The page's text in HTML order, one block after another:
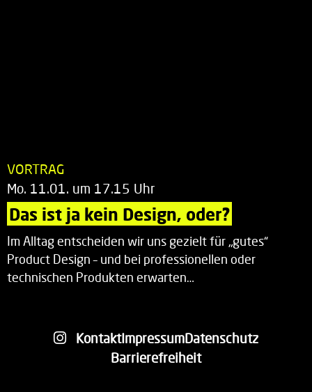
VORTRAG
Mo. 11.01. um 17.15 Uhr
Das ist ja kein Design, oder?
Im Alltag entscheiden wir uns gezielt für „gutes“
Product Design – und bei professionellen oder
technischen Produkten erwarten…
KontaktImpressumDatenschutz
Barrierefreiheit